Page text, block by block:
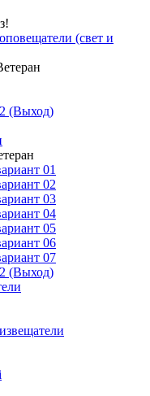
(свет и
(Выход)
01
02
03
04
05
06
07
(Выход)